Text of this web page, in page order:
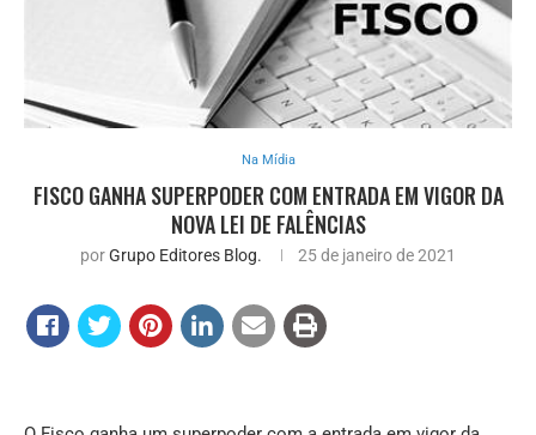
Na Mídia
FISCO GANHA SUPERPODER COM ENTRADA EM VIGOR DA
NOVA LEI DE FALÊNCIAS
porGrupo Editores Blog. 25 de janeiro de 2021